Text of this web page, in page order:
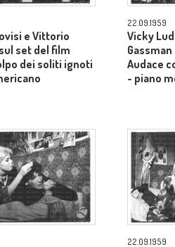
e Vittorio
set del film
dei soliti ignoti
22.09.1959
Vicky
Audace
- piano
22.09.1959